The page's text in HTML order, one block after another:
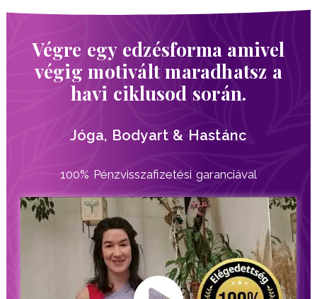
Végre egy edzésforma amivel
végig motivált maradhatsz a
havi ciklusod során.
Jóga, Bodyart & Hastánc
100% Pénzvisszafizetési garanciával